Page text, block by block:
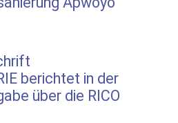
berichtet in der
über die RICO